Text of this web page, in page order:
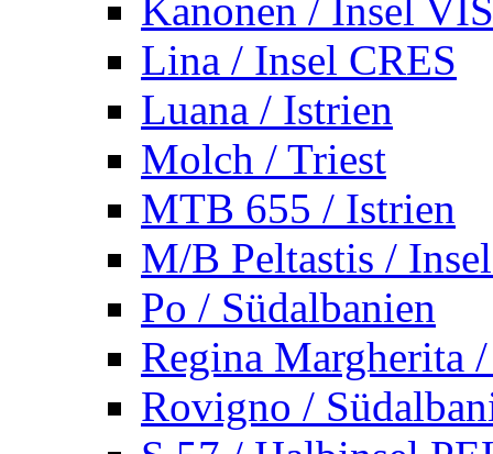
Kanonen / Insel VIS
Lina / Insel CRES
Luana / Istrien
Molch / Triest
MTB 655 / Istrien
M/B Peltastis /
Po / Südalbanien
Regina Margherita
Rovigno /